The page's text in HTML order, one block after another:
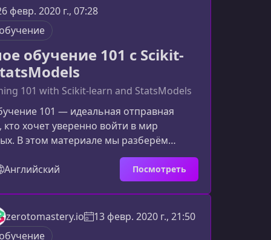
от базовых структур данных до
моделями. Курс основан на
опыте пр
февр. 2020 г., 07:28
обучение 101 с Scikit-
101 with Scikit-learn and StatsModels
101 — идеальная отправная
кто хочет уверенно войти в мир
В этом материале мы разберём
примере Scikit‑learn и StatsModels и
инструменты помогают применять
вы узнаете из курсаМатериал
три ключевых направления
машинного обучения, без которых
к более продвинутым моделям:
Английский Посмотреть
zerotomastery.io
13 февр. 2020 г., 21:50